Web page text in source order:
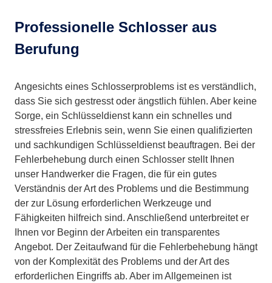
Professionelle Schlosser aus
Berufung
Angesichts eines Schlosserproblems ist es verständlich,
dass Sie sich gestresst oder ängstlich fühlen. Aber keine
Sorge, ein Schlüsseldienst kann ein schnelles und
stressfreies Erlebnis sein, wenn Sie einen qualifizierten
und sachkundigen Schlüsseldienst beauftragen. Bei der
Fehlerbehebung durch einen Schlosser stellt Ihnen
unser Handwerker die Fragen, die für ein gutes
Verständnis der Art des Problems und die Bestimmung
der zur Lösung erforderlichen Werkzeuge und
Fähigkeiten hilfreich sind. Anschließend unterbreitet er
Ihnen vor Beginn der Arbeiten ein transparentes
Angebot. Der Zeitaufwand für die Fehlerbehebung hängt
von der Komplexität des Problems und der Art des
erforderlichen Eingriffs ab. Aber im Allgemeinen ist